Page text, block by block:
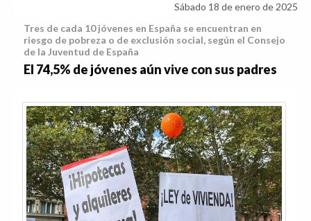
Sábado 18 de enero de 2025
Tres de cada 10 jóvenes en España se encuentran en
riesgo de pobreza o de exclusión social, según el Consejo
de la Juventud de España
El 74,5% de jóvenes aún vive con sus padres